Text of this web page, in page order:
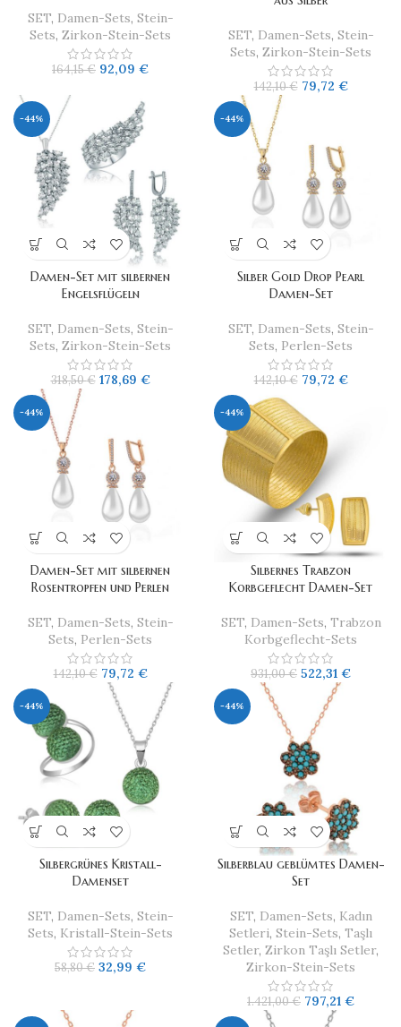
SET, Damen-Sets, Stein-
Sets, Zirkon-Stein-Sets
164,15€ 92,09 €
SET, Damen-Sets, Stein-
Sets, Zirkon-Stein-Sets
142,10€ 79,72 €
-44%
Damen-Set mit silbernen
Engelsflügeln
SET, Damen-Sets, Stein-
Sets, Zirkon-Stein-Sets
318,50€ 178,69 €
-44%
Silber Gold Drop Pearl
Damen-Set
SET, Damen-Sets, Stein-
Sets, Perlen-Sets
142,10€ 79,72 €
-44%
Damen-Set mit silbernen
Rosentropfen und Perlen
SET, Damen-Sets, Stein-
Sets, Perlen-Sets
142,10€ 79,72 €
-44%
Silbernes Trabzon
Korbgeflecht Damen-Set
SET, Damen-Sets, Trabzon
Korbgeflecht-Sets
931,00€ 522,31 €
-44%
Silbergrünes Kristall-
Damenset
SET, Damen-Sets, Stein-
Sets, Kristall-Stein-Sets
58,80€ 32,99 €
-44%
Silberblau geblümtes Damen-
Set
SET, Damen-Sets, Kadın
Setleri, Stein-Sets, Taşlı
Setler, Zirkon Taşlı Setler,
Zirkon-Stein-Sets
1.421,00€ 797,21 €